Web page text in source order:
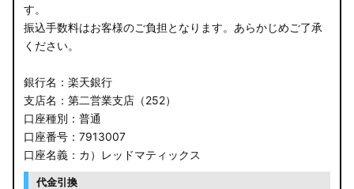
す。
振込手数料はお客様のご負担となります。あらかじめご了承
ください。
銀行名：楽天銀行
支店名：第二営業支店（252）
口座種別：普通
口座番号：7913007
口座名義：カ）レッドマティックス
代金引換